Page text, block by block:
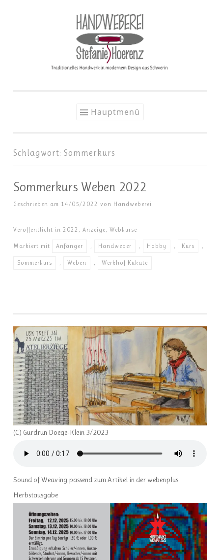
Hauptmenü
Schlagwort: Sommerkurs
Sommerkurs Weben 2022
Geschrieben am 14/05/2022 von Handweberei
Veröffentlicht in 2022 , Anzeige, Webkurse
Markiert mit Anfänger , Handweber , Hobby , Kurs ,
Sommerkurs , Weben , Werkhof Kukate
(C) Gurdrun Doege-Klein 3/2023
Sound of Weaving passend zum Artikel in der webenplus
Herbstausgabe